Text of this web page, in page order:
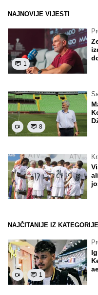
NAJNOVIJE VIJESTI
1
8
NAJČITANIJE IZ KATEGORIJE
1